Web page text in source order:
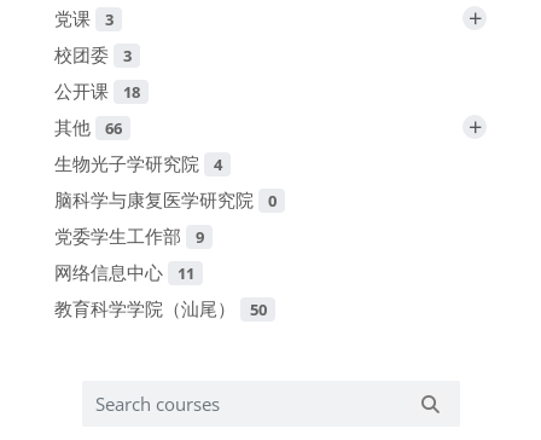
党课 3 +
校团委 3
公开课 18
其他 66 +
生物光子学研究院 4
脑科学与康复医学研究院 0
党委学生工作部 9
网络信息中心 11
教育科学学院（汕尾） 50
Search courses